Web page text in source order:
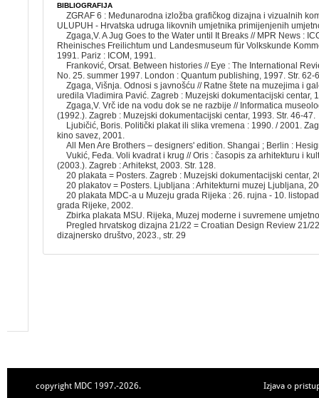
BIBLIOGRAFIJA
ZGRAF 6 : Međunarodna izložba grafičkog dizajna i vizualnih
ULUPUH - Hrvatska udruga likovnih umjetnika primijenjenih
Zgaga,V. A Jug Goes to the Water until It Breaks // MPR News :
Rheinisches Freilichtum und Landesmuseum für Volkskunde
1991. Pariz : ICOM, 1991.
Franković, Orsat. Between histories // Eye : The International
No. 25. summer 1997. London : Quantum publishing, 1997. Str. 62-
Zgaga, Višnja. Odnosi s javnošću // Ratne štete na muzejima i
uredila Vladimira Pavić. Zagreb : Muzejski dokumentacijski centar,
Zgaga,V. Vrč ide na vodu dok se ne razbije // Informatica
(1992.). Zagreb : Muzejski dokumentacijski centar, 1993. Str. 46-47.
Ljubičić, Boris. Politički plakat ili slika vremena : 1990. / 2001.
kino savez, 2001.
All Men Are Brothers – designers' edition. Shangai ; Berlin :
Vukić, Feđa. Voli kvadrat i krug // Oris : časopis za arhitekturu i
(2003.). Zagreb : Arhitekst, 2003. Str. 128.
20 plakata = Posters. Zagreb : Muzejski dokumentacijski centar,
20 plakatov = Posters. Ljubljana : Arhitekturni muzej Ljubljana,
20 plakata MDC-a u Muzeju grada Rijeka : 26. rujna - 10.
grada Rijeke, 2002.
Zbirka plakata MSU. Rijeka, Muzej moderne i suvremene
Pregled hrvatskog dizajna 21/22 = Croatian Design Review 21/
dizajnersko društvo, 2023., str. 29
copyright MDC 1997.-2026. Izjava o